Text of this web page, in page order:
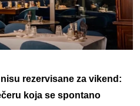
rezervisane za vikend:
koja se spontano